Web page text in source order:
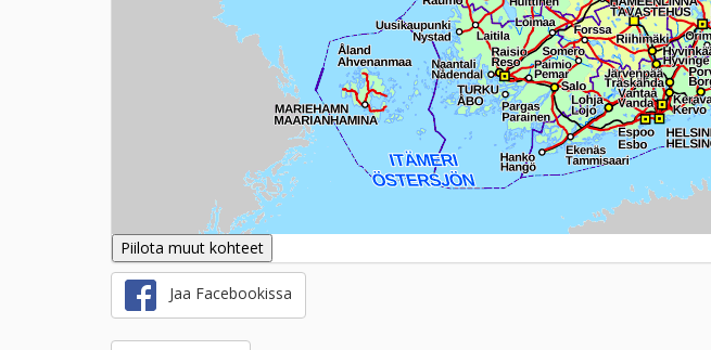
Piilota muut kohteet
Jaa Facebookissa